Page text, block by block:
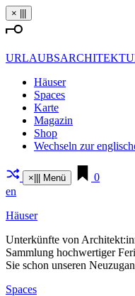
Zum
Inhalt
springen
×
Häuser
Spaces
Karte
Magazin
Shop
Wechseln zur
× Menü
0
en
Häuser
Unter­künfte von
Sammlung hoch­wer­tiger
Sie schon unseren
Spaces